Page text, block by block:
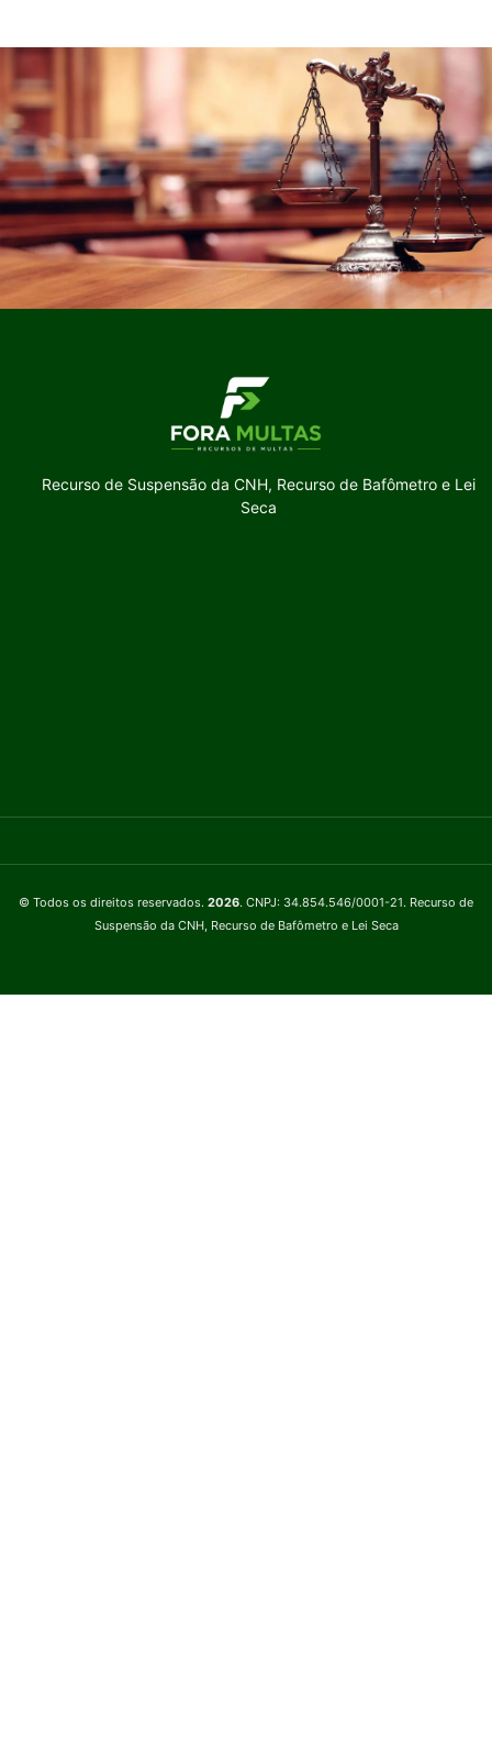
Recurso de Suspensão da CNH, Recurso de Bafômetro e Lei
Seca
© Todos os direitos reservados. 2026. CNPJ: 34.854.546/0001-21. Recurso de
Suspensão da CNH, Recurso de Bafômetro e Lei Seca